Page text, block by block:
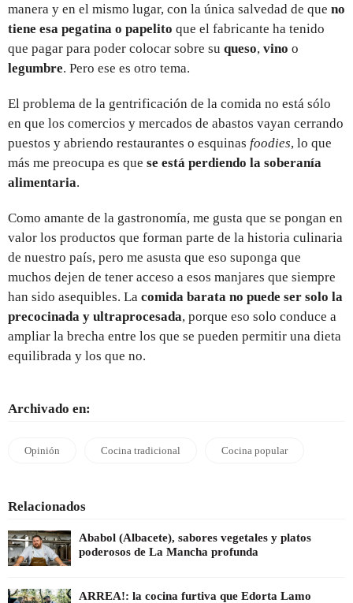
manera y en el mismo lugar, con la única salvedad de que no
tiene esa pegatina o papelito que el fabricante ha tenido
que pagar para poder colocar sobre su queso, vino o
legumbre. Pero ese es otro tema.
El problema de la gentrificación de la comida no está sólo
en que los comercios y mercados de abastos vayan cerrando
puestos y abriendo restaurantes o esquinas foodies, lo que
más me preocupa es que se está perdiendo la soberanía
alimentaria.
Como amante de la gastronomía, me gusta que se pongan en
valor los productos que forman parte de la historia culinaria
de nuestro país, pero me asusta que eso suponga que
muchos dejen de tener acceso a esos manjares que siempre
han sido asequibles. La comida barata no puede ser solo la
precocinada y ultraprocesada, porque eso solo conduce a
ampliar la brecha entre los que se pueden permitir una dieta
equilibrada y los que no.
Archivado en:
Opinión Cocina tradicional Cocina popular
Relacionados
Ababol (Albacete), sabores vegetales y platos
poderosos de La Mancha profunda
ARREA!: la cocina furtiva que Edorta Lamo